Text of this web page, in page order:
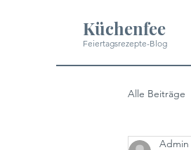
Küchenfee
Feiertagsrezepte-Blog
Alle Beiträge
Admin